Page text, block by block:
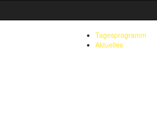
Tagesprogramm
Aktuelles